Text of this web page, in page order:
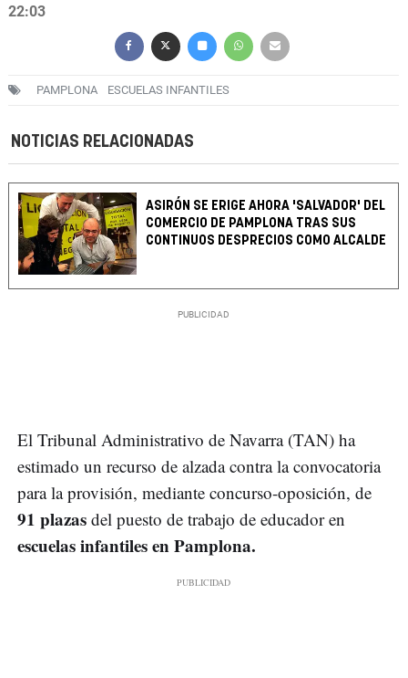
22:03
PAMPLONA ESCUELAS INFANTILES
NOTICIAS RELACIONADAS
ASIRÓN SE ERIGE AHORA 'SALVADOR' DEL
COMERCIO DE PAMPLONA TRAS SUS
CONTINUOS DESPRECIOS COMO ALCALDE
El Tribunal Administrativo de Navarra (TAN) ha
estimado un recurso de alzada contra la convocatoria
para la provisión, mediante concurso-oposición, de
91 plazas del puesto de trabajo de educador en
escuelas infantiles en Pamplona.